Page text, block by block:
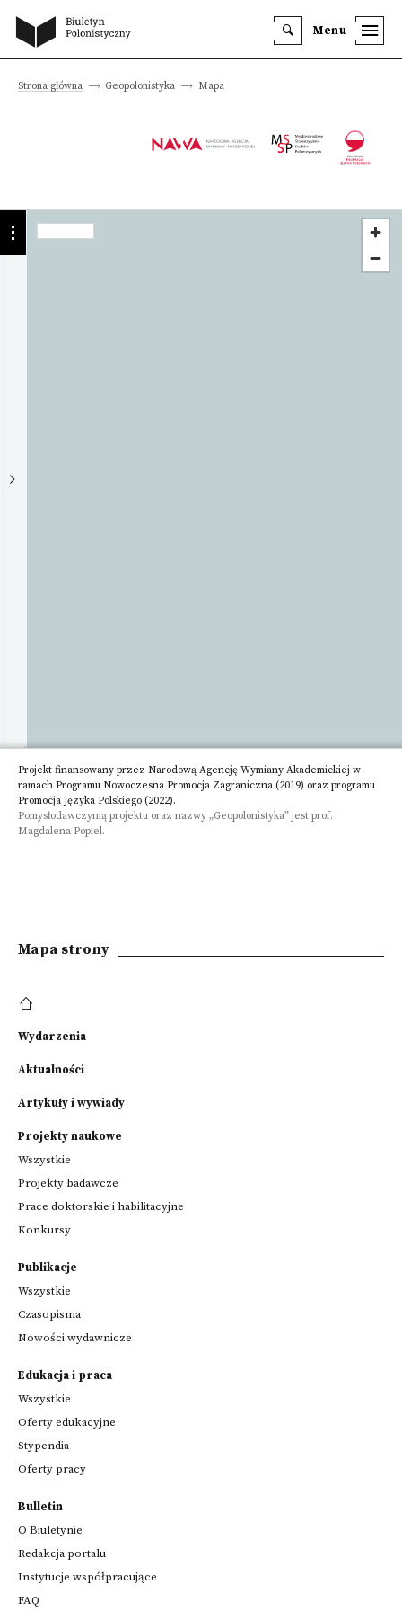
Menu
Strona główna Geopolonistyka Mapa
Instytucja
-
Przeglądaj
Osoby
Więcej informacji o instytucji
Projekt finansowany przez Narodową Agencję Wymiany Akademickiej w
ramach Programu Nowoczesna Promocja Zagraniczna (2019) oraz programu
Promocja Języka Polskiego (2022).
Pomysłodawczynią projektu oraz nazwy „Geopolonistyka” jest prof.
Magdalena Popiel.
Mapa strony
Wydarzenia
Aktualności
Artykuły i wywiady
Projekty naukowe
Wszystkie
Projekty badawcze
Prace doktorskie i habilitacyjne
Konkursy
Publikacje
Wszystkie
Czasopisma
Nowości wydawnicze
Edukacja i praca
Wszystkie
Oferty edukacyjne
Stypendia
Oferty pracy
Bulletin
O Biuletynie
Redakcja portalu
Instytucje współpracujące
FAQ